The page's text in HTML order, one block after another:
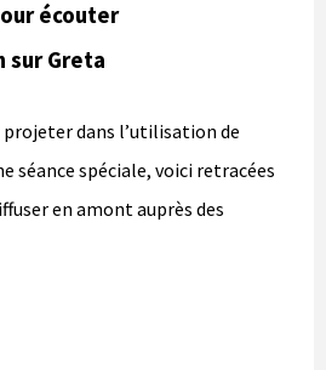
écouter
sur Greta
projeter dans l’utilisation de
séance spéciale, voici retracées
en amont auprès des